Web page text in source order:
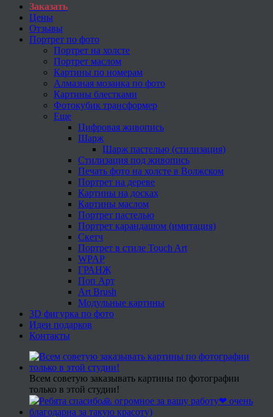
Заказать
Цены
Отзывы
Портрет по фото
Портрет на холсте
Портрет маслом
Картины по номерам
Алмазная мозаика по фото
Картины блестками
Фотокубик трансформер
Еще
Цифровая живопись
Шарж
Шарж пастелью (стилизация)
Стилизация под живопись
Печать фото на холсте в Волжском
Портрет на дереве
Картины на досках
Картины маслом
Портрет пастелью
Портрет карандашом (имитация)
Скетч
Портрет в стиле Touch Art
WPAP
ГРАНЖ
Поп Арт
Art Brush
Модульные картины
3D фигурка по фото
Идеи подарков
Контакты
Всем советую заказывать картины по фотографии
только в этой студии!